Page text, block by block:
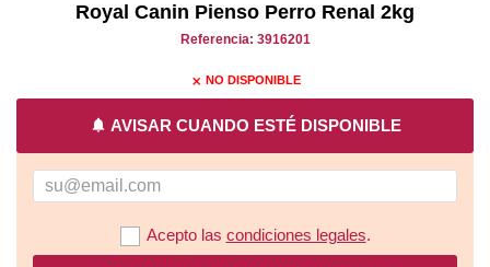
Royal Canin Pienso Perro Renal 2kg
Referencia: 3916201
close NO DISPONIBLE
notifications AVISAR CUANDO ESTÉ DISPONIBLE
Acepto las condiciones legales.